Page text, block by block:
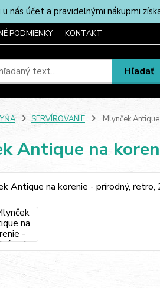
nás účet a pravidelnými nákupmi
PODMIENKY KONTAKT
Hľadať
SERVÍROVANIE Mlynček
Antique na